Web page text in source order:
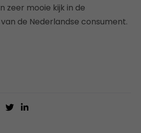
zeer mooie kijk in de
de Nederlandse consument.